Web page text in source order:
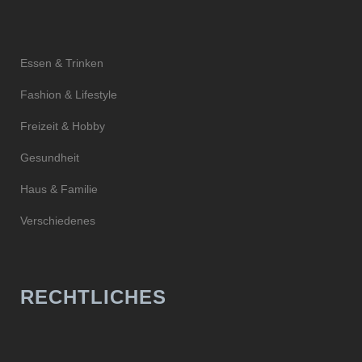
Essen & Trinken
Fashion & Lifestyle
Freizeit & Hobby
Gesundheit
Haus & Familie
Verschiedenes
RECHTLICHES